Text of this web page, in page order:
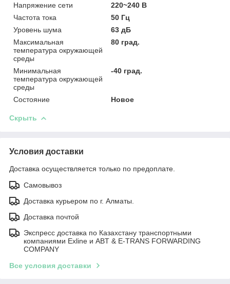
Напряжение сети
220~240 В
Частота тока
50 Гц
Уровень шума
63 дБ
Максимальная
температура окружающей
среды
80 град.
Минимальная
температура окружающей
среды
-40 град.
Состояние Новое
Скрыть
Условия доставки
Доставка осуществляется только по предоплате.
Самовывоз
Доставка курьером по г. Алматы.
Доставка почтой
Экспресс доставка по Казахстану транспортными
компаниями Exline и ABT & E-TRANS FORWARDING
COMPANY
Все условия доставки